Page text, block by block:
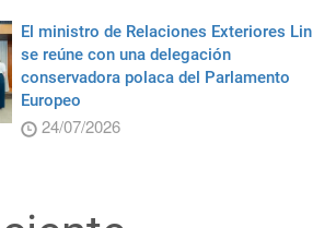
El ministro de Relaciones Exteriores Lin
se reúne con una delegación
conservadora polaca del Parlamento
Europeo
24/07/2026